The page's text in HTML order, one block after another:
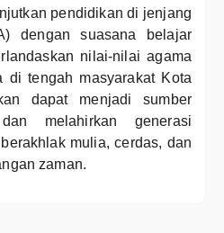
pendidikan di jenjang
dengan suasana belajar
nilai-nilai agama
di tengah masyarakat Kota
dapat menjadi sumber
melahirkan generasi
mulia, cerdas, dan
zaman.